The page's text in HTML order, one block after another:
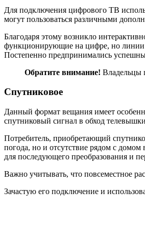
Для подключения цифрового ТВ
могут пользоваться различными
Благодаря этому возникло
функционирующие на цифре, но линии
Постепенно предпринимались
Обратите внимание! Владельцы
Спутниковое
Данный формат вещания имеет
спутниковый сигнал в обход
Потребитель, приобретающий
погода, но и отсутствие рядом с домом
для последующего преобразования и
Важно учитывать, что повсеместное
Зачастую его подключение и